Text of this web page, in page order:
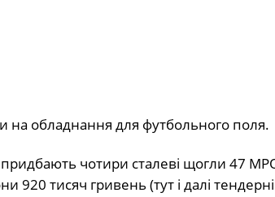
обладнання для футбольного поля.
чотири сталеві щогли 47
тисяч гривень (тут і далі